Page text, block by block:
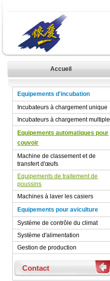
Accueil
Equipements d'incubation
Incubateurs à chargement unique
Incubateurs à chargement multiple
Equipements automatiques pour
couvoir
Machine de classement et de
transfert d'œufs
Equipements de traitement de
poussins
Machines à laver les casiers
Equipements pour aviculture
Système de contrôle du climat
Système d'alimentation
Gestion de production
Contact